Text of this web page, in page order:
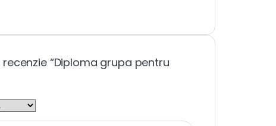
“Diploma grupa pentru